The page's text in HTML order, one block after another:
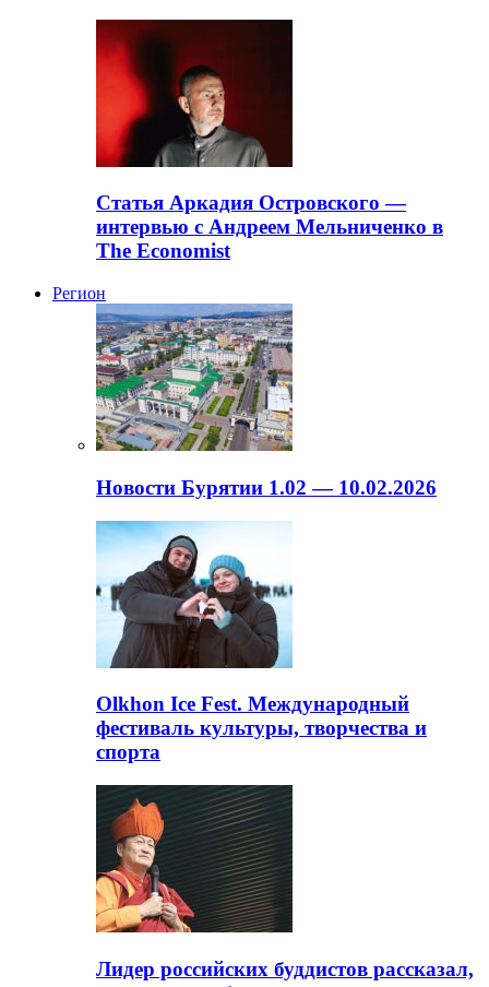
Статья Аркадия Островского —
интервью с Андреем Мельниченко в
The Economist
Регион
Новости Бурятии 1.02 — 10.02.2026
Olkhon Ice Fest. Международный
фестиваль культуры, творчества и
спорта
Лидер российских буддистов рассказал,